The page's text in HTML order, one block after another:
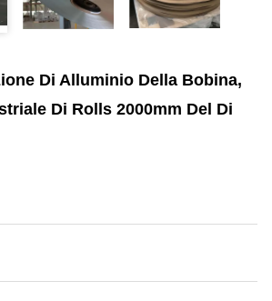
Di Alluminio Della Bobina,
Di Rolls 2000mm Del Di